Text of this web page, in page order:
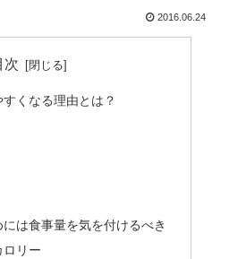
2016.06.24
次
くなる理由とは？
は食事量を気を付けるべき
ロリー